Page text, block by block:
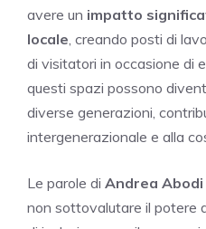
avere un impatto
locale , creando posti di
di visitatori in occasione di
questi spazi possono
diverse generazioni,
intergenerazionale e alla
Le parole di Andrea Abodi
non sottovalutare il potere